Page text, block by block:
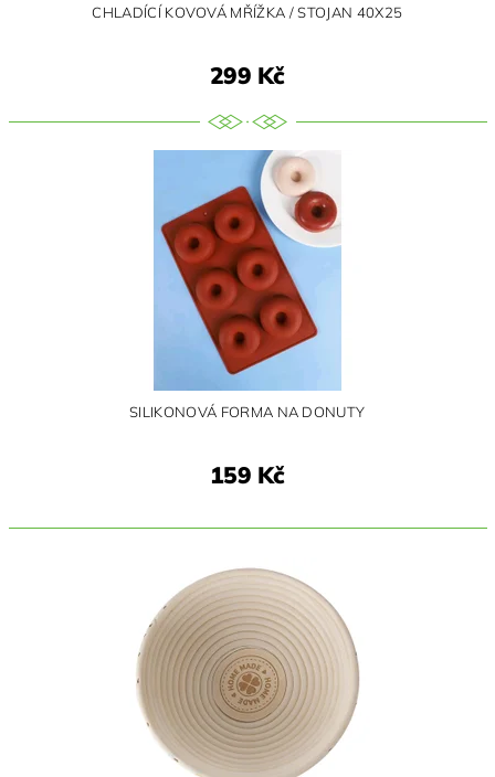
CHLADÍCÍ KOVOVÁ MŘÍŽKA / STOJAN 40X25
299 Kč
SILIKONOVÁ FORMA NA DONUTY
159 Kč